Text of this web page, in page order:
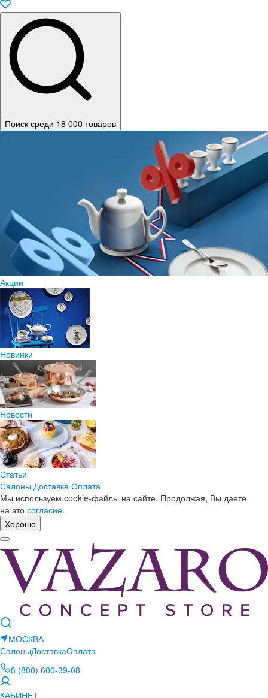
Поиск среди 18 000 товаров
Акции
Новинки
Новости
Статьи
Салоны Доставка Оплата
Мы используем cookie-файлы на сайте. Продолжая, Вы даете
на это согласие.
Хорошо
МОСКВА
СалоныДоставкаОплата
8 (800) 600-39-08
КАБИНЕТ